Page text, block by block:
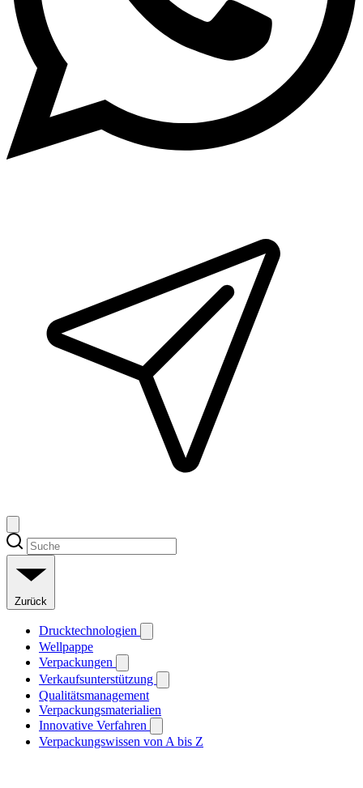
Zurück
Drucktechnologien
Wellpappe
Verpackungen
Verkaufsunterstützung
Qualitätsmanagement
Verpackungsmaterialien
Innovative Verfahren
Verpackungswissen von A bis Z